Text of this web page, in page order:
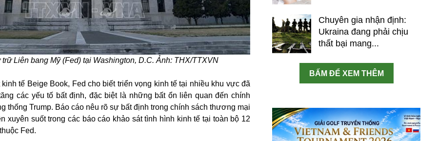
trữ Liên bang Mỹ (Fed) tại Washington, D.C. Ảnh: THX/TTXVN
tế Beige Book, Fed cho biết triển vọng kinh tế tại nhiều khu vực đã
các yếu tố bất định, đặc biệt là những bất ổn liên quan đến chính
thống Trump. Báo cáo nêu rõ sự bất định trong chính sách thương mại
xuyên suốt trong các báo cáo khảo sát tình hình kinh tế tại toàn bộ 12
Fed.
Chuyên gia nhận định:
Ukraina đang phải chịu
thất bại mang...
BẤM ĐỂ XEM THÊM